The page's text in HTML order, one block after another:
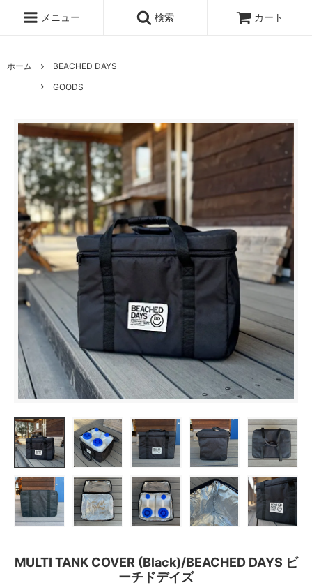
メニュー 検索 カート
ホーム
BEACHED DAYS
GOODS
MULTI TANK COVER (Black)/BEACHED DAYS ビ
ーチドデイズ